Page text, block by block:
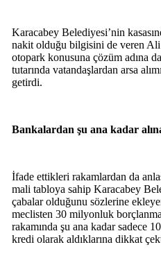
Karacabey Belediyesi’nin
nakit olduğu bilgisini de veren
otopark konusuna çözüm adına
tutarında vatandaşlardan arsa
getirdi.
Bankalardan şu ana kadar
İfade ettikleri rakamlardan da
mali tabloya sahip Karacabey
çabalar olduğunu sözlerine
meclisten 30 milyonluk
rakamında şu ana kadar sadece
kredi olarak aldıklarına dikkat